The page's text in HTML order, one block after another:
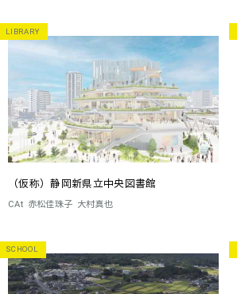
LIBRARY
（仮称）静岡新県立中央図書館
CAt 赤松佳珠子 大村真也
SCHOOL